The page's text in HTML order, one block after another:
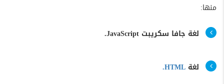
منها:
لغة جافا سكريبت JavaScript.
لغة